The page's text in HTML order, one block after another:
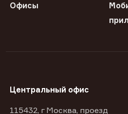
Офисы
Центральный офис
115432, г Москва, проезд